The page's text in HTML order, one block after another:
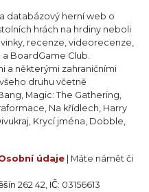
databázový herní web o
hrách na hrdiny neboli
recenze, videorecenze,
BoardGame Club.
a některými zahraničními
druhu včetně
Magic: The Gathering,
Na křídlech, Harry
Krycí jména, Dobble,
údaje | Máte námět či
262 42, IČ: 03156613